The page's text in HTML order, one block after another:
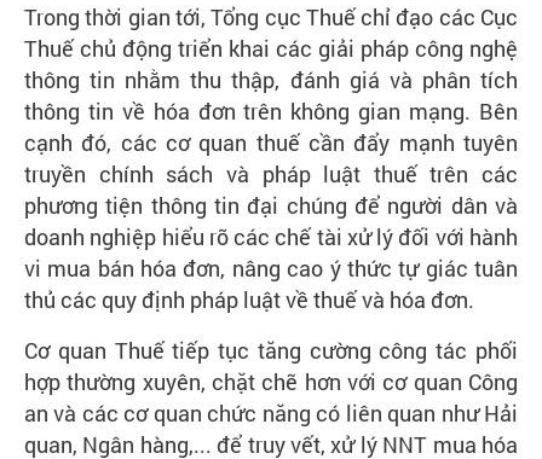
Trong thời gian tới, Tổng cục Thuế chỉ đạo các Cục
Thuế chủ động triển khai các giải pháp công nghệ
thông tin nhằm thu thập, đánh giá và phân tích
thông tin về hóa đơn trên không gian mạng. Bên
cạnh đó, các cơ quan thuế cần đẩy mạnh tuyên
truyền chính sách và pháp luật thuế trên các
phương tiện thông tin đại chúng để người dân và
doanh nghiệp hiểu rõ các chế tài xử lý đối với hành
vi mua bán hóa đơn, nâng cao ý thức tự giác tuân
thủ các quy định pháp luật về thuế và hóa đơn.
Cơ quan Thuế tiếp tục tăng cường công tác phối
hợp thường xuyên, chặt chẽ hơn với cơ quan Công
an và các cơ quan chức năng có liên quan như Hải
quan, Ngân hàng,... để truy vết, xử lý NNT mua hóa